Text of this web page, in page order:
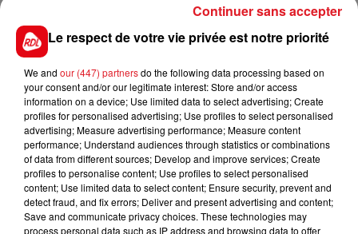
Le frère souffrait de problèmes de santé, notamment
d’une infection pulmonaire importante.
FIL D'ACTUS
Le respect de votre vie privée est notre priorité
We and our (447) partnersdo the following data processing based on
your consent and/or our legitimate interest: Store and/or access
information on a device; Use limited data to select advertising; Create
profiles for personalised advertising; Use profiles to select personalised
advertising; Measure advertising performance; Measure content
performance; Understand audiences through statistics or combinations
of data from different sources; Develop and improve services; Create
profiles to personalise content; Use profiles to select personalised
content; Use limited data to select content; Ensure security, prevent and
detect fraud, and fix errors; Deliver and present advertising and content;
Save and communicate privacy choices. These technologies may
process personal data such as IP address and browsing data to offer
Continuer sans accepter